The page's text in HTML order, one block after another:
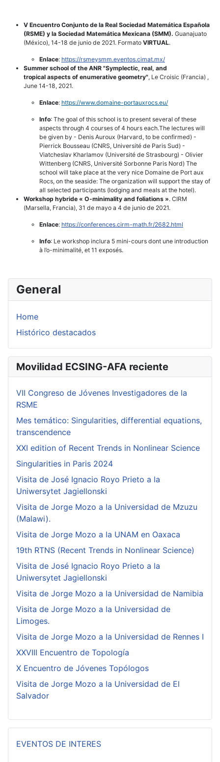
General
Home
Histórico destacados
Movilidad ECSING-AFA reciente
VII Congreso de Jóvenes Investigadores de la
RSME
Mes temático: Singularities, differential equations,
transcendence
XXI edition of Recent Trends in Nonlinear Science
Singularities in Paris 2024
Visita de José Ignacio Royo Prieto a la
Uniwersytet Jagiellonski
Visita de Jorge Mozo a la Universidad de Mzuzu
(Malawi).
Visita de Jorge Mozo a la UNAM en Oaxaca
19th RTNS (Recent Trends in Nonlinear Science)
Visita de José Ignacio Royo Prieto a la
Uniwersytet Jagiellonski
Visita de Jorge Mozo a la Universidad de Namibia
Visita de Jorge Mozo a la Universidad de
Limoges.
Visita de Jorge Mozo a la Universidad de Rennes I
XXVIII Encuentro de Topología
X Encuentro de Jóvenes Topólogos
Visita de Jorge Mozo a la Universidad de El
Salvador
EVENTOS DE INTERES
V Encuentro Conjunto de la Real Sociedad Matemática Española
(RSME) y la Sociedad Matemática Mexicana (SMM). Guanajuato
(México), 14-18 de junio de 2021. Formato VIRTUAL.
Enlace: https://rsmeysmm.eventos.cimat.mx/
Summer school of the ANR "Symplectic, real, and
tropical aspects of enumerative geometry", Le Croisic (Francia) ,
June 14-18, 2021.
Enlace: https://www.domaine-portauxrocs.eu/
Info: The goal of this school is to present several of these
aspects through 4 courses of 4 hours each.The lectures will
be given by - Denis Auroux (Harvard, to be confirmed) -
Pierrick Bousseau (CNRS, Université de Paris Sud) -
Viatcheslav Kharlamov (Université de Strasbourg) - Olivier
Wittenberg (CNRS, Université Sorbonne Paris Nord) The
school will take place at the very nice Domaine de Port aux
Rocs, on the seaside: The organization will support the stay of
all selected participants (lodging and meals at the hotel).
Workshop hybride « O-minimality and foliations ». CIRM
(Marsella, Francia), 31 de mayo a 4 de junio de 2021.
Enlace: https://conferences.cirm-math.fr/2682.html
Info: Le workshop inclura 5 mini-cours dont une introduction
à l’o-minimalité, et 11 exposés.